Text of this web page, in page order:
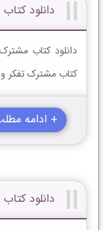
دانلود
دانلود کتاب
کتاب مشترک تفکر و
+ ادامه
دانلود